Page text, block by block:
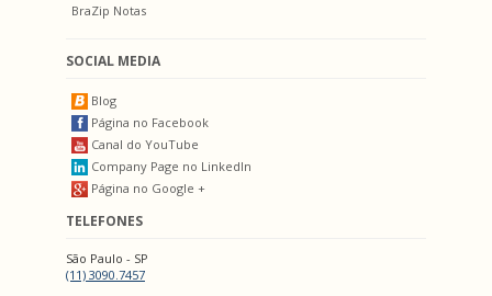
BraZip Notas
SOCIAL MEDIA
Blog
Página no Facebook
Canal do YouTube
Company Page no LinkedIn
Página no Google +
TELEFONES
São Paulo - SP
(11) 3090.7457